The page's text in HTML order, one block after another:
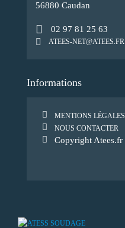
56880 Caudan
02 97 81 25 63
ATEES-NET@ATEES.FR
Informations
MENTIONS LÉGALES
NOUS CONTACTER
Copyright Atees.fr